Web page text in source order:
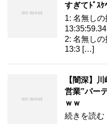
すぎてﾄﾞｽｹ
1: 名無し
2: 名無し
13:3 […]
【闇深】
営業”パー
ｗｗ
続きを読む